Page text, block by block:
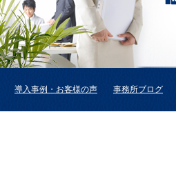
導入事例・お客様の声 事務所ブログ